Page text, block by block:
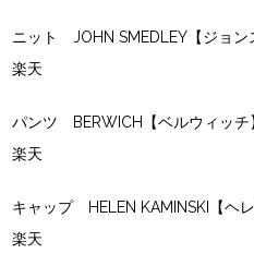
ニット JOHN SMEDLEY【ジョ
楽天
パンツ BERWICH【ベルウィッ
楽天
キャップ HELEN KAMINSKI【ヘレ
楽天